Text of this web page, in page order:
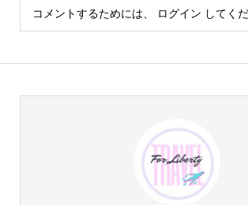
コメントするためには、 ログイン してく